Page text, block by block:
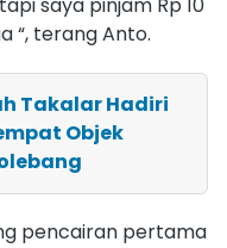
“, terang Anto.
Takalar Hadiri
Objek
pencairan pertama